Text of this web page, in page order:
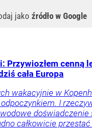
jako źródło w Google
Przywiozłem cenną
cała Europa
wakacyjnie w
I
doświadczenie
całkowicie